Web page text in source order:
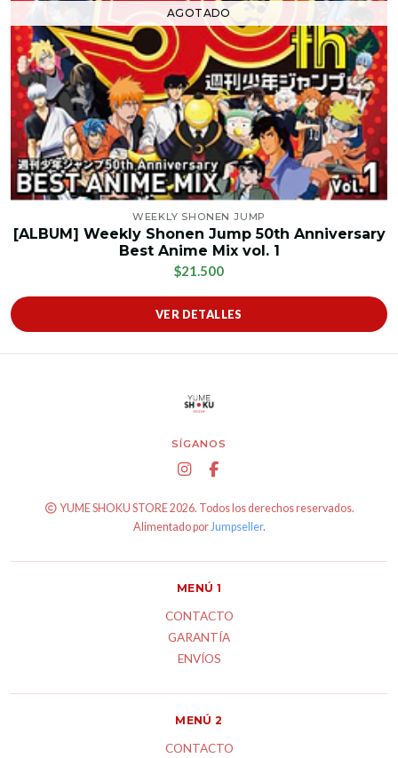
AGOTADO
WEEKLY SHONEN JUMP
[ALBUM] Weekly Shonen Jump 50th Anniversary
Best Anime Mix vol. 1
$21.500
VER DETALLES
SÍGANOS
YUME SHOKU STORE 2026. Todos los derechos reservados.
Alimentado porJumpseller.
MENÚ 1
CONTACTO
GARANTÍA
ENVÍOS
MENÚ 2
CONTACTO